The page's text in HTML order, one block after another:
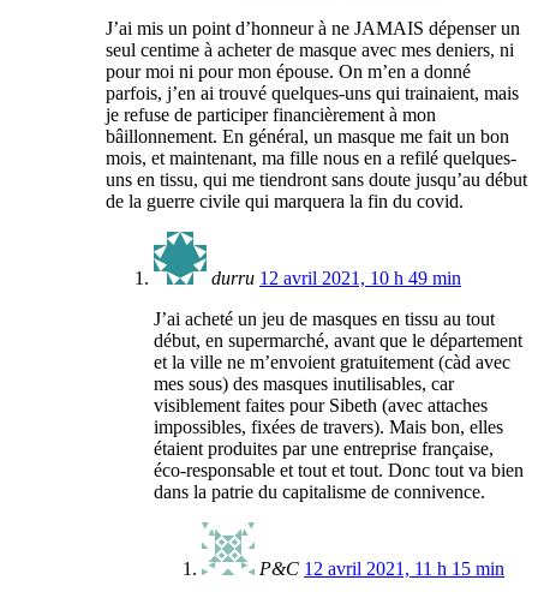
J’ai mis un point d’honneur à ne JAMAIS dépenser un
seul centime à acheter de masque avec mes deniers, ni
pour moi ni pour mon épouse. On m’en a donné
parfois, j’en ai trouvé quelques-uns qui trainaient, mais
je refuse de participer financièrement à mon
bâillonnement. En général, un masque me fait un bon
mois, et maintenant, ma fille nous en a refilé quelques-
uns en tissu, qui me tiendront sans doute jusqu’au début
de la guerre civile qui marquera la fin du covid.
durru 12 avril 2021, 10 h 49 min
J’ai acheté un jeu de masques en tissu au tout
début, en supermarché, avant que le département
et la ville ne m’envoient gratuitement (càd avec
mes sous) des masques inutilisables, car
visiblement faites pour Sibeth (avec attaches
impossibles, fixées de travers). Mais bon, elles
étaient produites par une entreprise française,
éco-responsable et tout et tout. Donc tout va bien
dans la patrie du capitalisme de connivence.
P&C 12 avril 2021, 11 h 15 min